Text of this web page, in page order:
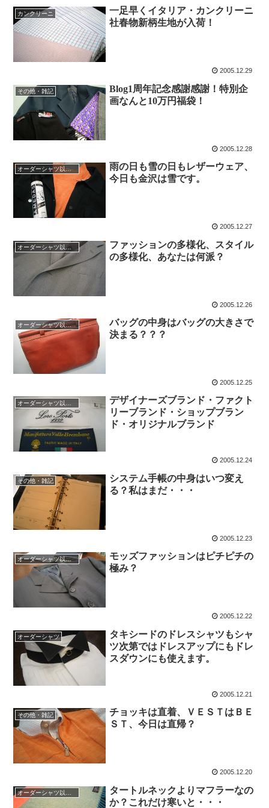
カンクリーニ
一足早くイタリア・カンクリーニ
社春物新柄生地が入荷！
2005.12.29
その他・雑記
Blog1周年記念感謝感謝！特別企
画なんと10万円福袋！
2005.12.28
オーダーシャツ以外のファッション
雨の日も雪の日もレザーウェア、
今日も金沢は雪です。
2005.12.27
オーダーシャツ以外のファッション
ファッションの多様化、スタイル
の多様化、あなたは何派？
2005.12.26
オーダーシャツ以外のファッション
バッグの中身はバッグの大きさで
決まる？？？
2005.12.25
デザイナーズブランド・ファクト
リーブランド・ショップブラン
ド・オリジナルブランド
2005.12.24
その他・雑記
システム手帳の中身はいつ変え
る？私はまだ・・・
2005.12.23
オーダーシャツ以外のファッション
モッズファッションはピチピチの
極み？
2005.12.22
オーダーシャツ
タキシードのドレスシャツもシャ
ツ次第ではドレスアップにもドレ
スダウンにも使えます。
2005.12.21
その他・雑記
チョッキは直着、ＶＥＳＴはＢＥ
ＳＴ、今日は直帰？
2005.12.20
タートルネックよりマフラーなの
か？これだけ寒いと・・・